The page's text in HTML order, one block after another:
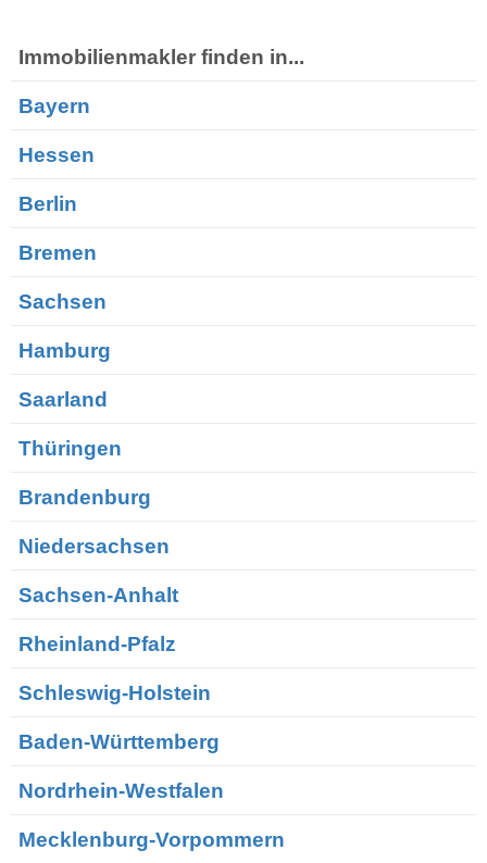
Immobilienmakler finden in...
Bayern
Hessen
Berlin
Bremen
Sachsen
Hamburg
Saarland
Thüringen
Brandenburg
Niedersachsen
Sachsen-Anhalt
Rheinland-Pfalz
Schleswig-Holstein
Baden-Württemberg
Nordrhein-Westfalen
Mecklenburg-Vorpommern